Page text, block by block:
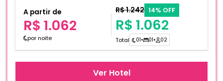
A partir de
R$ 1.062
por noite
R$ 1.242 14% OFF
R$ 1.062
Total 01• 01• 02
Ver Hotel